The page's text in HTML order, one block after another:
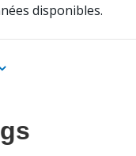
disponibles.